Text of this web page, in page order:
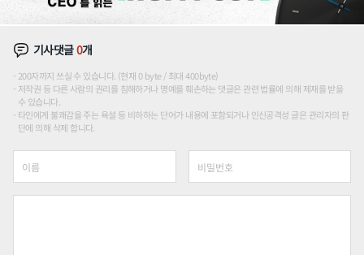
기사댓글0개
200자까지 쓰실 수 있습니다. (현재 0 byte / 최대 400byte)
저작권 등 다른 사람의 권리를 침해하거나 명예를 훼손하는 댓글은 관련 법률에 의해 제재를 받을
수 있습니다.
타인에게 불쾌감을 주는 욕설 등 비하하는 단어가 내용에 포함되거나 인신공격성 글은 관리자의 판
단에 의해 삭제 합니다.